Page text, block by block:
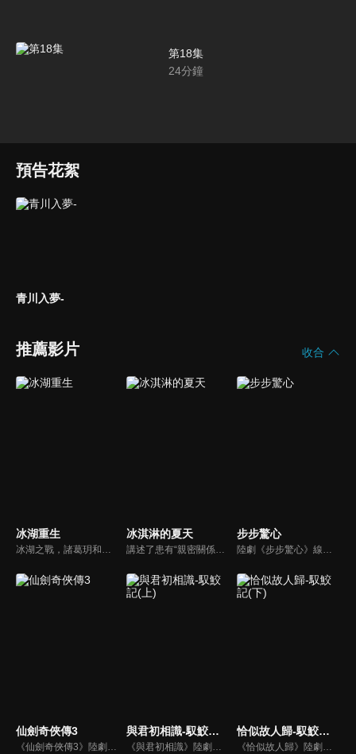
第18集
24分鐘
預告花絮
青川入夢-
推薦影片 收合
冰湖重生
冰湖之戰，諸葛玥和楚喬落入冰湖，楚喬被燕洵所救，得知諸葛玥已死，她尋機刺殺燕洵，為諸葛玥報仇。楚喬在卞唐幾次三番受到一位神秘男子的幫助，她有種似曾相識的感覺，不禁懷疑諸葛玥還活著。燕洵變本加厲，掀起四國紛亂。最終，楚喬能否平定天下並再與諸葛玥重聚？
冰淇淋的夏天
講述了患有“親密關係恐懼症”的動物心理學學生蘇晚與家境清貧的怕狗修車工白天宇，兩人因狗結緣相識相愛，在相互救贖中上演了一幕幕酸澀甜蜜的青春愛情故事 。
步步驚心
陸劇《步步驚心》線上看。張曉（劉詩詩）是一位熟知清代歷史的現代社會白領，她卻一腳踏入穿越時空的隧道，變身為16歲的清朝宮廷少女若曦。在這風雲詭變的宮廷中，除了被捲入九子奪嫡的暗戰，自己與胤禛（吳奇隆）的感情也夾雜在宮廷鬥爭中備受煎熬…
仙劍奇俠傳3
《仙劍奇俠傳3》陸劇線上看。講述了男主人公景天夢想成為蜀山大俠，為了協助蜀山派封印鎖妖塔，他與唐雪見、徐長卿等人一同展開尋找五顆靈珠的冒險之旅，期間歷經艱險，最終卻引出了眾人意想不到的前世今生和愛恨糾葛。
與君初相識-馭鮫記(上)
《與君初相識》陸劇線上看。《馭鮫記》上部。東海鮫人長意（任嘉倫）在海上救了遭遇危險的順德仙姬，善良的長意將其送回時，卻反遭暗算囚禁在萬花谷。萬花谷護法兼御靈師紀雲禾（迪麗熱巴）為了自由決定爭取馴服長意的機會，在馴服過程中產生情愫。二人一仙一妖的愛戀，能否衝破束縛？
恰似故人歸-馭鮫記(下)
《恰似故人歸》陸劇線上看。《馭鮫記》的下部。長意（任嘉倫）將紀雲禾（迪麗熱巴）囚禁在自己身邊。為化解萬花谷與北淵的恩怨，雲禾散盡最後的靈力，用生命救下寒霜發作的所有萬花谷御靈師。仙師與順德仙姬（郭曉婷）為一己私慾，意圖毀滅世間，長意與雲禾共同肩負起責任…